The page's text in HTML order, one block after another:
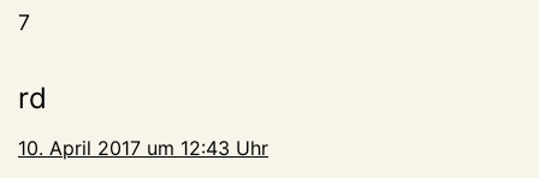
7
rd
10. April 2017 um 12:43 Uhr